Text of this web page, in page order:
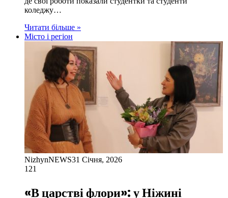
коледжу…
Читати більше »
Місто і регіон
NizhynNEWS31 Січня, 2026
121
«В царстві флори»: у Ніжині